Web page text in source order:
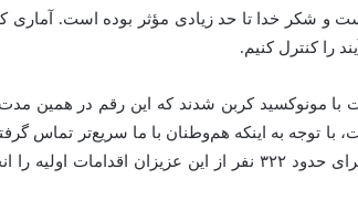
توجه به اینکه هم‌وطنان با ما سریع‌تر تماس
به محل حادثه برسانند، ما ۱۰۱ مورد را در همان محل حادثه درمان کامل